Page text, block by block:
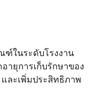
ฑ์ในระดับโรงงาน
ายุการเก็บรักษาของ
ละเพิ่มประสิทธิภาพ